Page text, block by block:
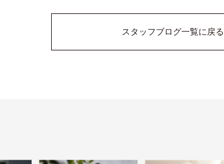
スタッフブログ一覧に戻る